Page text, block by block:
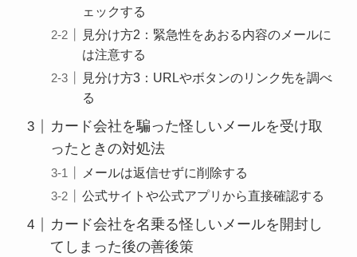
ェックする
見分け方2：緊急性をあおる内容のメールに
は注意する
見分け方3：URLやボタンのリンク先を調べ
る
カード会社を騙った怪しいメールを受け取
ったときの対処法
メールは返信せずに削除する
公式サイトや公式アプリから直接確認する
カード会社を名乗る怪しいメールを開封し
てしまった後の善後策